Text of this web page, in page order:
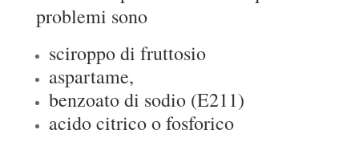
problemi sono
sciroppo di fruttosio
aspartame,
benzoato di sodio (E211)
acido citrico o fosforico